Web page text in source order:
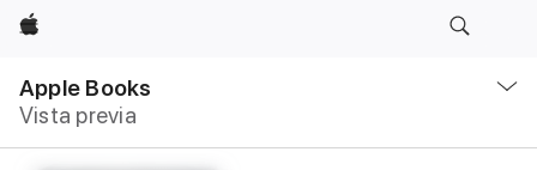
Apple
Apple Books
Vista previa
local
Abrir